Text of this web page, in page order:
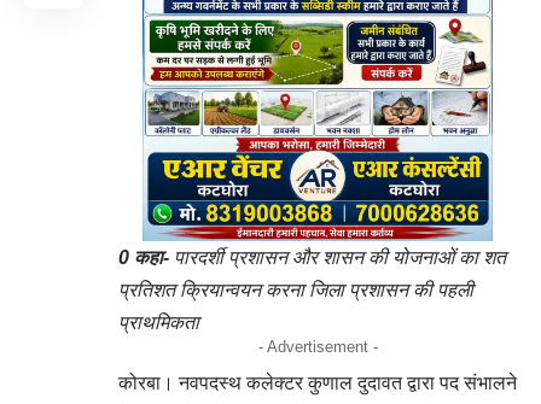
0 कहा- पारदर्शी प्रशासन और शासन की योजनाओं का शत
प्रतिशत क्रियान्वयन करना जिला प्रशासन की पहली
प्राथमिकता
- Advertisement -
कोरबा। नवपदस्थ कलेक्टर कुणाल दुदावत द्वारा पद संभालने